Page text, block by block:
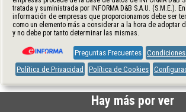
tratada y suministrada por INFORMA D&B S.A.U. (S.M.E.).
información de empresas que proporcionamos debe ser
como un elemento más a considerar a la hora de adoptar
y no debe por tanto determinar las mismas.
Preguntas Frecuentes
Política de Privacidad
Política de Cookies
Hay más por ver